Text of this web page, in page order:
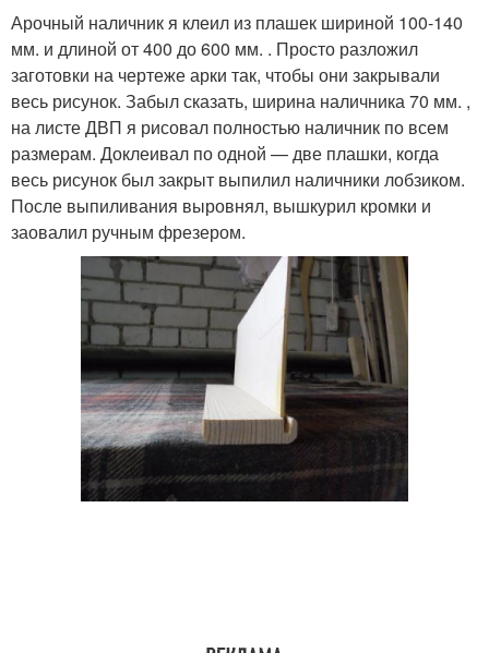
Арочный наличник я клеил из плашек шириной 100-140
мм. и длиной от 400 до 600 мм. . Просто разложил
заготовки на чертеже арки так, чтобы они закрывали
весь рисунок. Забыл сказать, ширина наличника 70 мм. ,
на листе ДВП я рисовал полностью наличник по всем
размерам. Доклеивал по одной — две плашки, когда
весь рисунок был закрыт выпилил наличники лобзиком.
После выпиливания выровнял, вышкурил кромки и
заовалил ручным фрезером.